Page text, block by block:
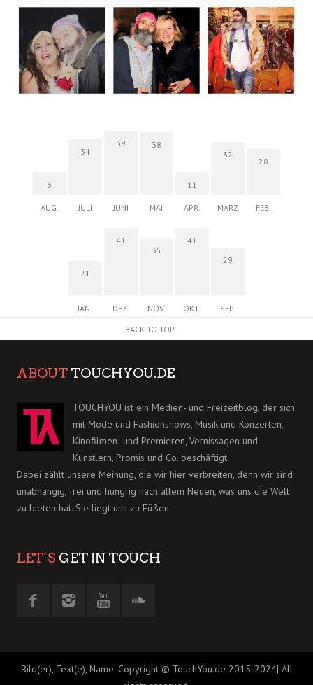
6
AUG.
34
JULI
39
JUNI
38
MAI
11
APR.
32
MÄRZ
28
FEB.
21
JAN.
41
DEZ.
35
NOV.
41
OKT.
29
SEP.
BACK TO TOP
ABOUT TOUCHYOU.DE
TOUCHYOU ist ein Medien- und Freizeitblog, der sich
mit Mode und Fashionshows, Musik und Konzerten,
Kinofilmen- und Premieren, Vernissagen und
Künstlern, Promis und Co. beschäftigt.
Dabei zählt unsere Meinung, die wir hier verbreiten, denn wir sind
unabhängig, frei und hungrig nach allem Neuen, was uns die Welt
zu bieten hat. Sie liegt uns zu Füßen.
LET´S GET IN TOUCH
Bild(er), Text(e), Name: Copyright © TouchYou.de 2015-2024| All